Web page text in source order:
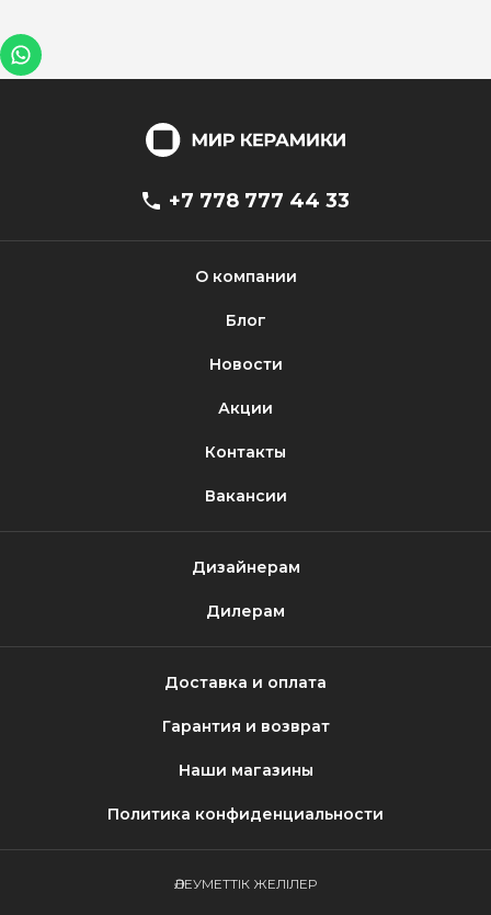
+7 778 777 44 33
О компании
Блог
Новости
Акции
Контакты
Вакансии
Дизайнерам
Дилерам
Доставка и оплата
Гарантия и возврат
Наши магазины
Политика конфиденциальности
ӘЛЕУМЕТТІК ЖЕЛІЛЕР